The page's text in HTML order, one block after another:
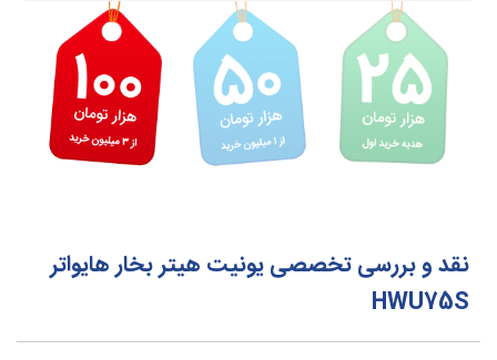
نقد و بررسی تخصصی یونیت هیتر بخار هایواتر
HWU75S